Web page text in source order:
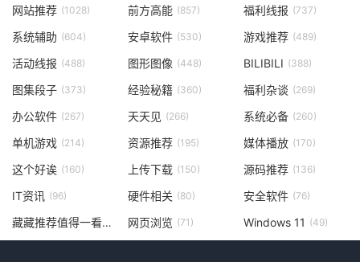
网站推荐 (1028) 前方高能 (857) 福利线报 (737)
系统辅助 (604) 安卓软件 (530) 游戏推荐 (489)
活动线报 (488) 图形图像 (448) BILIBILI (388)
图集段子 (373) 经验秘籍 (360) 福利杂谈 (269)
办公软件 (267) 天天见 (266) 系统必备 (260)
单机游戏 (214) 资源推荐 (195) 媒体播放 (170)
这个好诶 (160) 上传下载 (150) 源码推荐 (136)
IT资讯 (96) 硬件相关 (80) 安全软件 (76)
藏藏推荐值得一看(73) 网页浏览 (71) Windows 11 (49)